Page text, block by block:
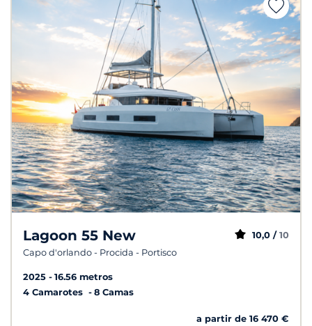
Lagoon 55 New
Capo d'orlando - Procida - Portisco
10,0 / 10
2025
16.56 metros
4 Camarotes
8 Camas
a partir de 16 470 €